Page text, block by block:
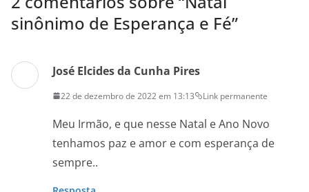
sinônimo de Esperança e Fé”
José Elcides da Cunha Pires
22 de dezembro de 2022 em 13:13 Link permanente
Meu Irmão, e que nesse Natal e Ano Novo
tenhamos paz e amor e com esperança de
sempre..